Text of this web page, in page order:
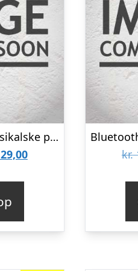
Pop-pots – den musikalske potte – Sort
29,00Den
kr. 29,00.
kr.